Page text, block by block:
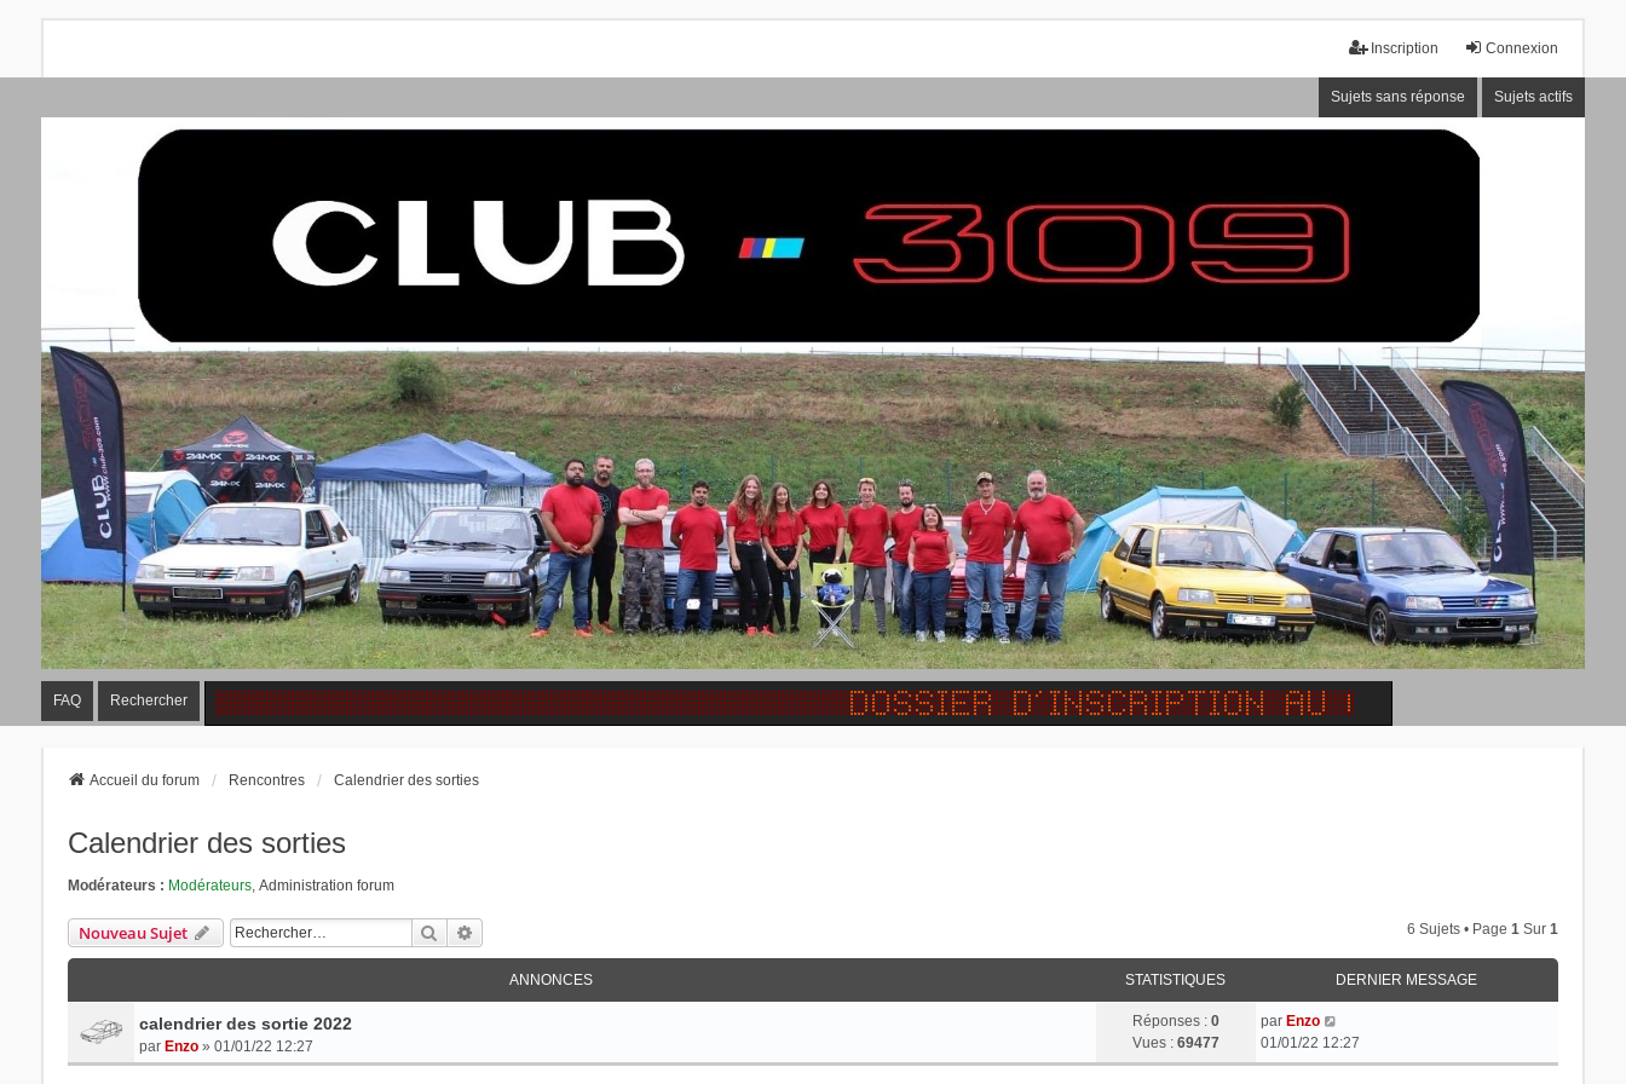
Connexion
Inscription
Sujets sans réponse Sujets actifs
FAQ Rechercher
Accueil du forum Rencontres Calendrier des sorties
Calendrier des sorties
Modérateurs : Modérateurs, Administration forum
Nouveau Sujet Rechercher 6 Sujets • Page1 Sur1
ANNONCES STATISTIQUES DERNIER MESSAGE
calendrier des sortie 2022
par Enzo» 01/01/22 12:27
Réponses : 0
Vues : 69477
par Enzo
01/01/22 12:27